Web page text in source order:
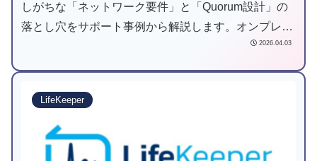
しがちな「ネットワーク要件」と「Quorum設計」の
落とし穴をサポート事例から解説します。オンプレミ
ス感覚の「同一サブネット」による仮想IP構成の失敗
ど、クラウド特有の事象から原因を読み解き、安定稼
働のための解決策と再発防止策を提供します。
2026.04.03
LifeKeeper